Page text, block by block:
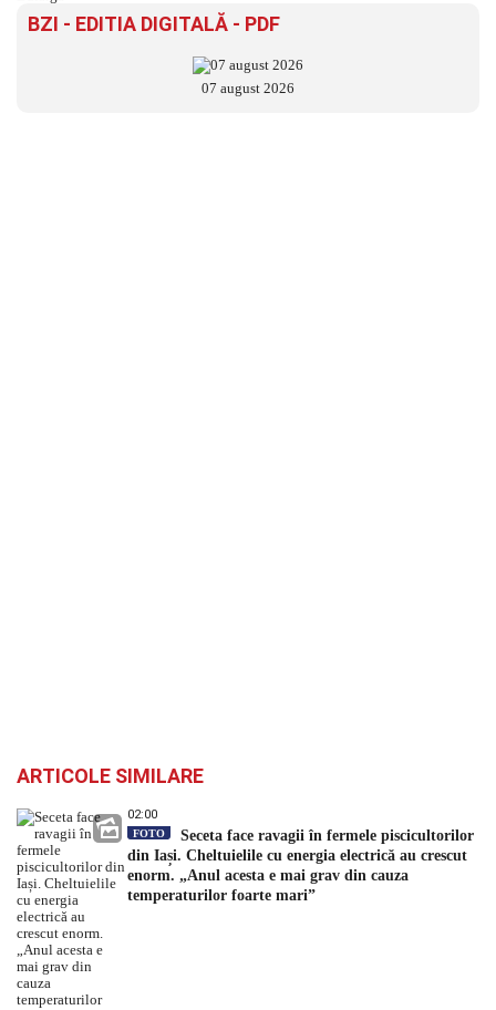
BZI - EDITIA DIGITALĂ - PDF
07 august 2026
ARTICOLE SIMILARE
02:00
FOTO
Seceta face ravagii în fermele piscicultorilor
din Iași. Cheltuielile cu energia electrică au crescut
enorm. „Anul acesta e mai grav din cauza
temperaturilor foarte mari”